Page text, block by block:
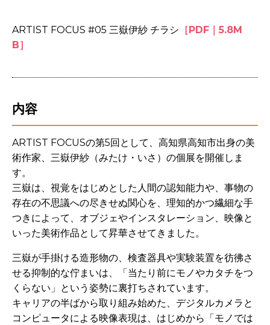
ARTIST FOCUS #05 三嶽伊紗 チラシ ［PDF｜5.8M
B］
内容
ARTIST FOCUSの第5回として、高知県高知市出身の美
術作家、三嶽伊紗（みたけ・いさ）の個展を開催しま
す。
三嶽は、視覚をはじめとした人間の認知能力や、事物の
存在の不思議への尽きせぬ関心を、理知的かつ繊細な手
つきによって、オブジェやインスタレーション、映像と
いった美術作品として昇華させてきました。
三嶽が手掛ける造形物の、検査器具や実験装置を彷彿さ
せる抑制的な佇まいは、「当たり前にモノやカタチをつ
くらない」という姿勢に裏打ちされています。
キャリアの半ばから取り組み始めた、デジタルカメラと
コンピュータによる映像表現は、はじめから「モノでは